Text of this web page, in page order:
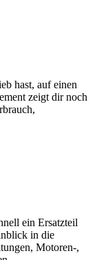
hast, auf einen
zeigt dir noch
ein Ersatzteil
in die
Motoren-,